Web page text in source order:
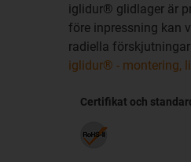
iglidur® glidlager är
före inpressning kan
radiella
iglidur® - montering,
Certifikat och